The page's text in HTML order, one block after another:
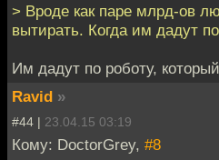
> Вроде как паре млрд-ов
вытирать. Когда им дадут
Им дадут по роботу,
Ravid »
#44 | 23.04.15 03:19
Кому: DoctorGrey, #8